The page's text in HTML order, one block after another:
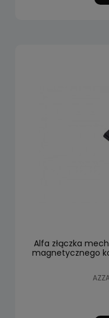
Alfa złączka
magnetycznego